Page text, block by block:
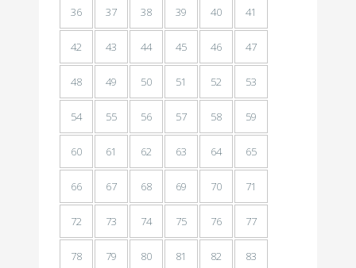
36 37 38 39 40 41
42 43 44 45 46 47
48 49 50 51 52 53
54 55 56 57 58 59
60 61 62 63 64 65
66 67 68 69 70 71
72 73 74 75 76 77
78 79 80 81 82 83